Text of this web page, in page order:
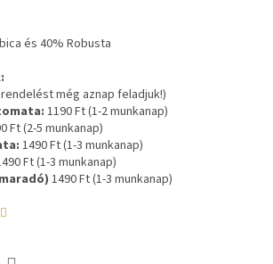
és 40% Robusta
még aznap feladjuk!)
1190 Ft (1-2 munkanap)
Ft (2-5 munkanap)
1490 Ft (1-3 munkanap)
Ft (1-3 munkanap)
1490 Ft (1-3 munkanap)